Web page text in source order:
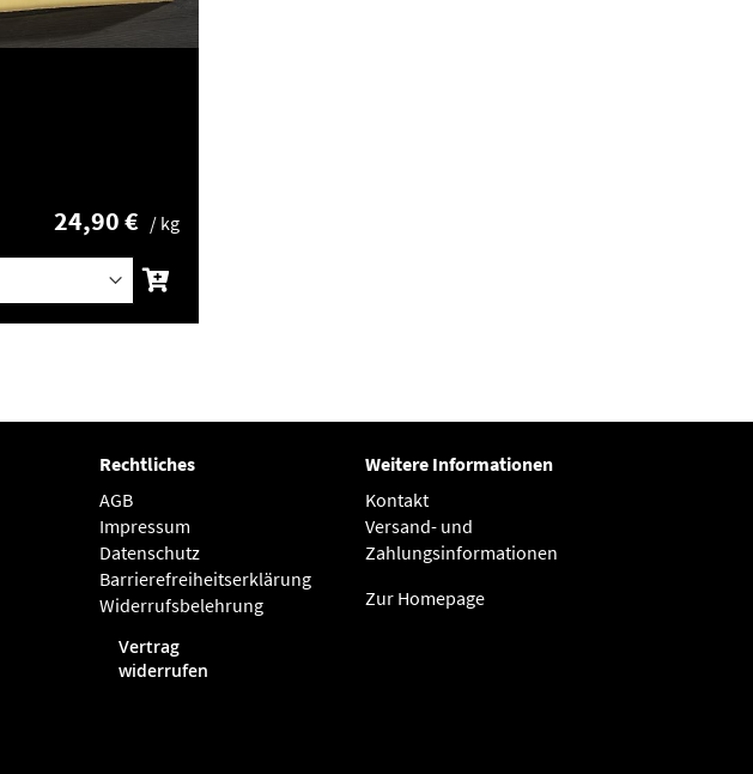
24,90 € / kg
Rechtliches
AGB
Impressum
Datenschutz
Barrierefreiheitserklärung
Widerrufsbelehrung
Vertrag
widerrufen
Weitere Informationen
Kontakt
Versand- und
Zahlungsinformationen
Zur Homepage